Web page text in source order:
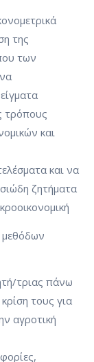
της
των
τρόπους
και
και να
ζητήματα
μεθόδων
τριας πάνω
τους για
αγροτική